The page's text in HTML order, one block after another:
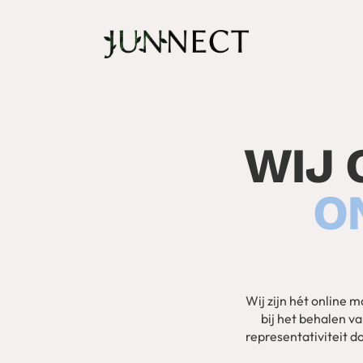
WIJ
Wij zijn hét online
bij het behalen
representativiteit